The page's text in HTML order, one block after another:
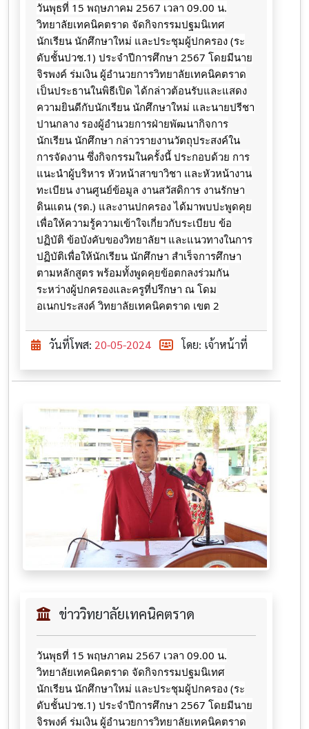
วันพุธที่ 15 พฤษภาคม 2567 เวลา 09.00 น.
วิทยาลัยเทคนิคตราด จัดกิจกรรมปฐมนิเทศ
นักเรียน นักศึกษาใหม่ และประชุมผู้ปกครอง (ระ
ดับชั้นปวช.1) ประจำปีการศึกษา 2567 โดยมีนาย
จิรพงค์ ร่มเงิน ผู้อำนวยการวิทยาลัยเทคนิคตราด
เป็นประธานในพิธีเปิด ได้กล่าวต้อนรับและแสดง
ความยินดีกับนักเรียน นักศึกษาใหม่ และนายปรีชา
ปานกลาง รองผู้อำนวยการฝ่ายพัฒนากิจการ
นักเรียน นักศึกษา กล่าวรายงานวัตถุประสงค์ใน
การจัดงาน ซึ่งกิจกรรมในครั้งนี้ ประกอบด้วย การ
แนะนำผู้บริหาร หัวหน้าสาขาวิชา และหัวหน้างาน
ทะเบียน งานศูนย์ข้อมูล งานสวัสดิการ งานรักษา
ดินแดน (รด.) และงานปกครอง ได้มาพบปะพูดคุย
เพื่อให้ความรู้ความเข้าใจเกี่ยวกับระเบียบ ข้อ
ปฏิบัติ ข้อบังคับของวิทยาลัยฯ และแนวทางในการ
ปฏิบัติเพื่อให้นักเรียน นักศึกษา สำเร็จการศึกษา
ตามหลักสูตร พร้อมทั้งพูดคุยข้อตกลงร่วมกัน
ระหว่างผู้ปกครองและครูที่ปรึกษา ณ โดม
อเนกประสงค์ วิทยาลัยเทคนิคตราด เขต 2
วันที่โพส: 20-05-2024 โดย: เจ้าหน้าที่
ข่าววิทยาลัยเทคนิคตราด
วันพุธที่ 15 พฤษภาคม 2567 เวลา 09.00 น.
วิทยาลัยเทคนิคตราด จัดกิจกรรมปฐมนิเทศ
นักเรียน นักศึกษาใหม่ และประชุมผู้ปกครอง (ระ
ดับชั้นปวช.1) ประจำปีการศึกษา 2567 โดยมีนาย
จิรพงค์ ร่มเงิน ผู้อำนวยการวิทยาลัยเทคนิคตราด